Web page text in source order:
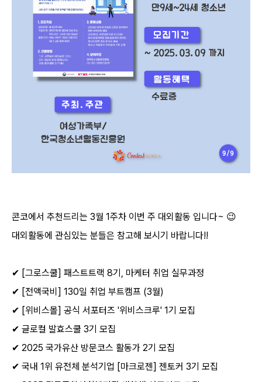
콘코에서 추천드리는 3월 1주차 이번 주 대외활동 입니다~ 😉
대외활동에 관심있는 분들은 참고해 보시기 바랍니다!!
✔ [그로스쿨] 패스트트랙 8기, 마케터 취업 실무과정
✔ [전액국비 ] 130일 취업 부트캠프 (3월)
✔ [위비스몰] 공식 서포터즈 '위비스크루' 1기 모집
✔ 글로컬 발효스쿨 3기 모집
✔ 2025 국가유산 방문코스 활동가 2기 모집
✔ 국내 1위 유전체 분석기업 [마크로젠] 젠토커 3기 모집